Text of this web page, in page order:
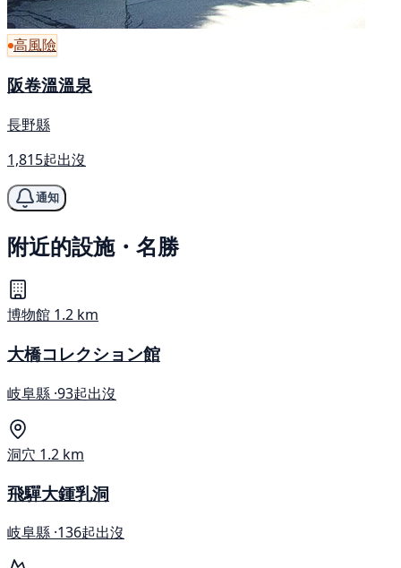
高風險
阪卷溫溫泉
長野縣
1,815起出沒
通知
附近的設施・名勝
博物館 1.2 km
大橋コレクション館
岐阜縣 ·93起出沒
洞穴 1.2 km
飛驒大鍾乳洞
岐阜縣 ·136起出沒